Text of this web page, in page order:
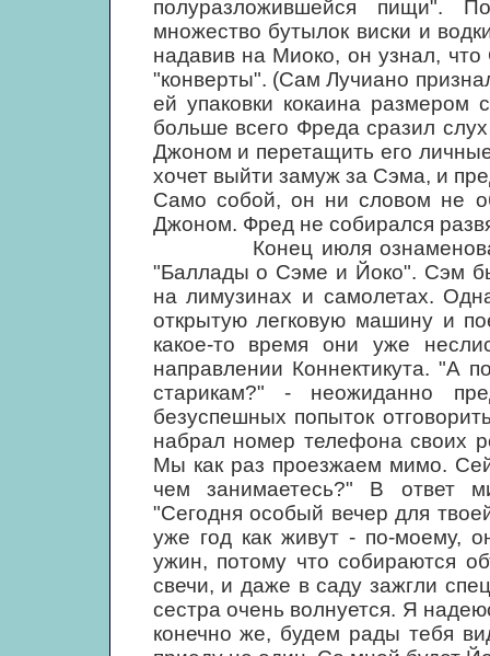
полуразложившейся пищи".
множество бутылок виски и
надавив на Миоко, он узнал,
"конверты". (Сам Лучиано
ей упаковки кокаина размером
больше всего Фреда сразил
Джоном и перетащить его
хочет выйти замуж за Сэма, и
Само собой, он ни словом не
Джоном. Фред не собирался
Конец июля
"Баллады о Сэме и Йоко". Сэм
на лимузинах и самолетах.
открытую легковую машину и
какое-то время они уже
направлении Коннектикута. "А
старикам?" - неожиданно
безуспешных попыток
набрал номер телефона своих
Мы как раз проезжаем мимо.
чем занимаетесь?" В ответ
"Сегодня особый вечер для
уже год как живут - по-моему,
ужин, потому что собираются
свечи, и даже в саду зажгли
сестра очень волнуется. Я
конечно же, будем рады тебя